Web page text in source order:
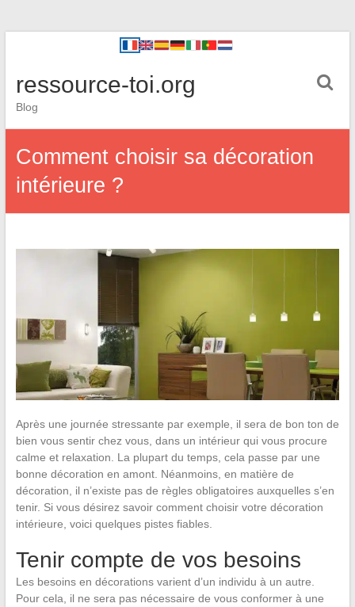
ressource-toi.org
Blog
Comment choisir sa décoration
intérieure ?
Après une journée stressante par exemple, il sera de bon ton de
bien vous sentir chez vous, dans un intérieur qui vous procure
calme et relaxation. La plupart du temps, cela passe par une
bonne décoration en amont. Néanmoins, en matière de
décoration, il n’existe pas de règles obligatoires auxquelles s’en
tenir. Si vous désirez savoir comment choisir votre décoration
intérieure, voici quelques pistes fiables.
Tenir compte de vos besoins
Les besoins en décorations varient d’un individu à un autre.
Pour cela, il ne sera pas nécessaire de vous conformer à une